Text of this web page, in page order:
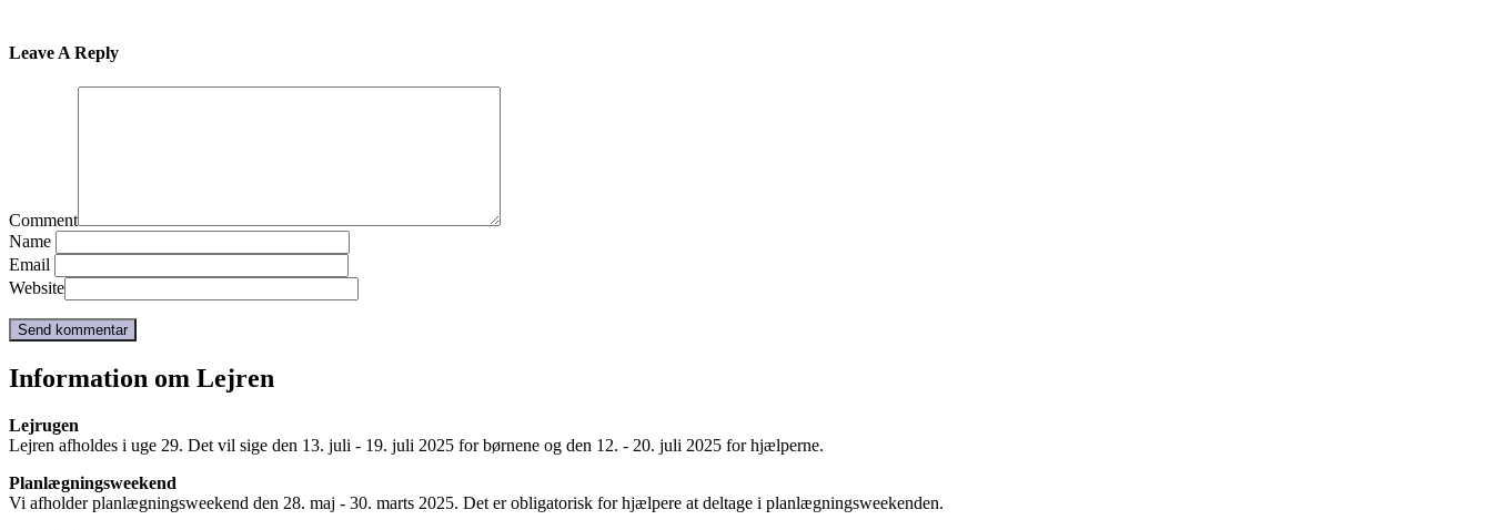
Leave A Reply
Comment
Name
Email
Website
Information om Lejren
Lejrugen
Lejren afholdes i uge 29. Det vil sige den 13. juli - 19. juli 2025 for børnene og den 12. - 20. juli 2025 for hjælperne.
Planlægningsweekend
Vi afholder planlægningsweekend den 28. maj - 30. marts 2025. Det er obligatorisk for hjælpere at deltage i planlægningsweekenden.